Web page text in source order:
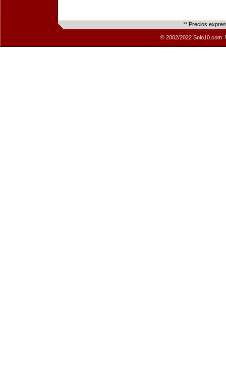
** Precios
© 2002/2022 Solo10.com